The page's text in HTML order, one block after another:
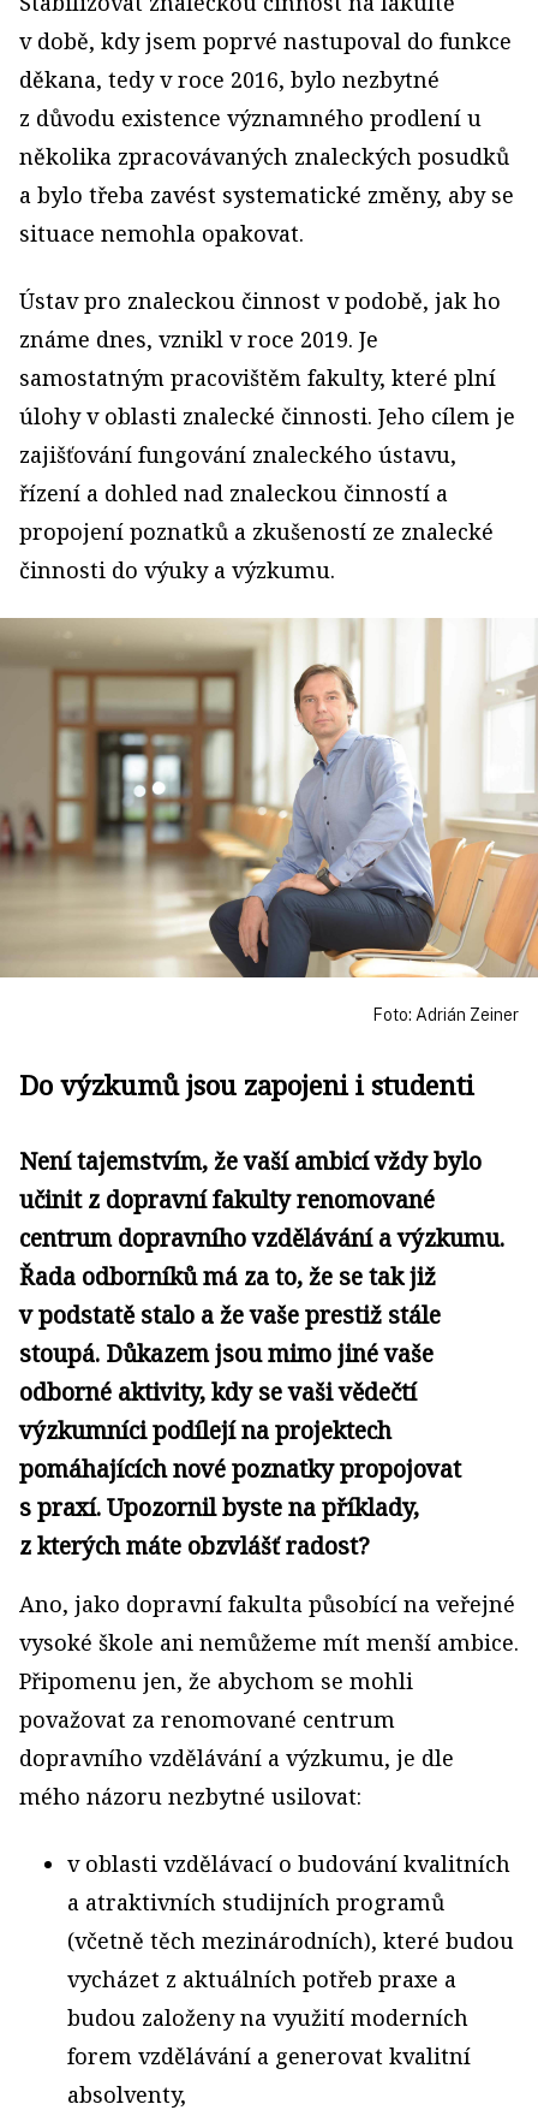
v době, kdy jsem poprvé nastupoval do funkce
děkana, tedy v roce 2016, bylo nezbytné
z důvodu existence významného prodlení u
několika zpracovávaných znaleckých posudků
a bylo třeba zavést systematické změny, aby se
situace nemohla opakovat.
Ústav pro znaleckou činnost v podobě, jak ho
známe dnes, vznikl v roce 2019. Je
samostatným pracovištěm fakulty, které plní
úlohy v oblasti znalecké činnosti. Jeho cílem je
zajišťování fungování znaleckého ústavu,
řízení a dohled nad znaleckou činností a
propojení poznatků a zkušeností ze znalecké
činnosti do výuky a výzkumu.
Foto: Adrián Zeiner
Do výzkumů jsou zapojeni i studenti
Není tajemstvím, že vaší ambicí vždy bylo
učinit z dopravní fakulty renomované
centrum dopravního vzdělávání a výzkumu.
Řada odborníků má za to, že se tak již
v podstatě stalo a že vaše prestiž stále
stoupá. Důkazem jsou mimo jiné vaše
odborné aktivity, kdy se vaši vědečtí
výzkumníci podílejí na projektech
pomáhajících nové poznatky propojovat
s praxí. Upozornil byste na příklady,
z kterých máte obzvlášť radost?
Ano, jako dopravní fakulta působící na veřejné
vysoké škole ani nemůžeme mít menší ambice.
Připomenu jen, že abychom se mohli
považovat za renomované centrum
dopravního vzdělávání a výzkumu, je dle
mého názoru nezbytné usilovat:
v oblasti vzdělávací o budování kvalitních
a atraktivních studijních programů
(včetně těch mezinárodních), které budou
vycházet z aktuálních potřeb praxe a
budou založeny na využití moderních
forem vzdělávání a generovat kvalitní
absolventy,